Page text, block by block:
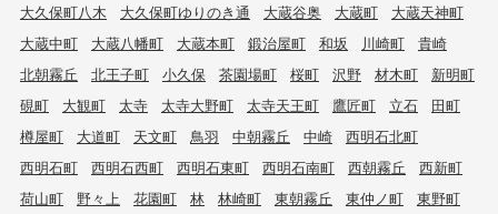
大久保町八木
大久保町ゆりのき通 大蔵谷奥 大蔵町
大蔵天神町
大蔵中町
大蔵八幡町 大蔵本町 鍛治屋町 和坂 川崎町
貴崎
北朝霧丘
北王子町 小久保 茶園場町 桜町 沢野 材木町
新明町
硯町
大観町 太寺 太寺大野町 太寺天王町 鷹匠町 立石
田町
樽屋町
大道町 天文町 鳥羽 中朝霧丘 中崎
西明石北町
西明石町
西明石西町 西明石東町 西明石南町 西朝霧丘
西新町
荷山町
野々上 花園町 林 林崎町 東朝霧丘 東仲ノ町
東野町